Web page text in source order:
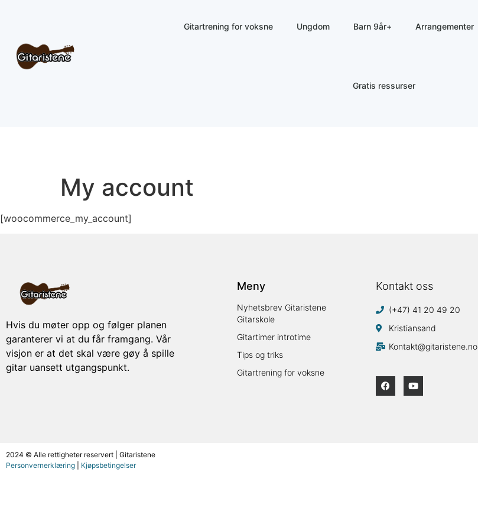
Gitartrening for voksne Ungdom Barn 9år+ Arrangementer
Gratis ressurser
My account
[woocommerce_my_account]
Hvis du møter opp og følger planen
garanterer vi at du får framgang. Vår
visjon er at det skal være gøy å spille
gitar uansett utgangspunkt.
Meny
Nyhetsbrev Gitaristene
Gitarskole
Gitartimer introtime
Tips og triks
Gitartrening for voksne
Kontakt oss
(+47) 41 20 49 20
Kristiansand
Kontakt@gitaristene.no
2024 © Alle rettigheter reservert | Gitaristene
Personvernerklæring
Kjøpsbetingelser